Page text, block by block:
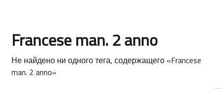
Francese man. 2 anno
Не найдено ни одного тега, содержащего «Francese
man. 2 anno»